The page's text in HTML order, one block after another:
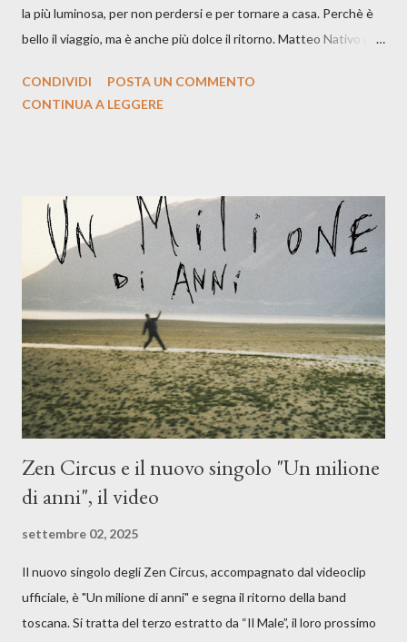
la più luminosa, per non perdersi e per tornare a casa. Perchè è
bello il viaggio, ma è anche più dolce il ritorno. Matteo Nativo per
indubbiamente matura e consapevole oltre che con ottimi
Dicevamo. Ed è da qui che il nostro inizia questo concept
musicale, con " Che ora è" , raccontando la separazione dalla
moglie, del senso di sconfitta e del caldo afoso che opprime,
giusta condizione di sopraffazione: "Non so che ora è, che giorno
è, di questa estate che...". E' raro fare uscire come singolo una
cover, ma...
CONDIVIDI
POSTA UN COMMENTO
CONTINUA A LEGGERE
Zen Circus e il nuovo singolo "Un milione
di anni", il video
settembre 02, 2025
Il nuovo singolo degli Zen Circus, accompagnato dal videoclip
ufficiale, è "Un milione di anni" e segna il ritorno della band
toscana. Si tratta del terzo estratto da “Il Male”, il loro prossimo